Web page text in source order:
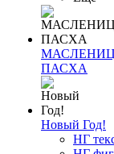
ПАСХА
Новый Год!
НГ